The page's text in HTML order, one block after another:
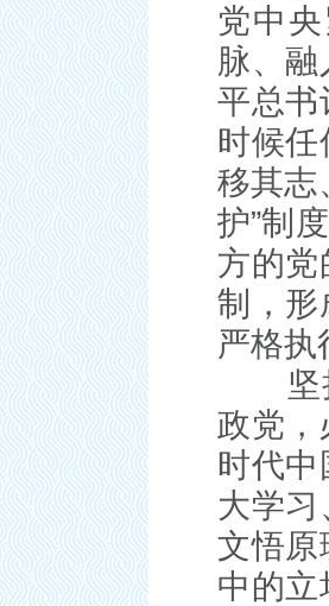
党中
脉、
平总书
时候
移其志
护”制
方的党
制，形
严格执
坚持
政党，
时代
大学
文悟原
中的立